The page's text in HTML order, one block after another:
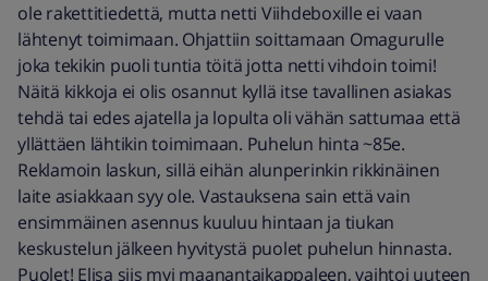
ole rakettitiedettä, mutta netti Viihdeboxille ei vaan
lähtenyt toimimaan. Ohjattiin soittamaan Omagurulle
joka tekikin puoli tuntia töitä jotta netti vihdoin toimi!
Näitä kikkoja ei olis osannut kyllä itse tavallinen asiakas
tehdä tai edes ajatella ja lopulta oli vähän sattumaa että
yllättäen lähtikin toimimaan. Puhelun hinta ~85e.
Reklamoin laskun, sillä eihän alunperinkin rikkinäinen
laite asiakkaan syy ole. Vastauksena sain että vain
ensimmäinen asennus kuuluu hintaan ja tiukan
keskustelun jälkeen hyvitystä puolet puhelun hinnasta.
Puolet! Elisa siis myi maanantaikappaleen, vaihtoi uuteen